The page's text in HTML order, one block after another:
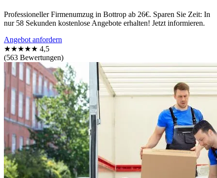
Professioneller Firmenumzug in Bottrop ab 26€. Sparen Sie Zeit: In
nur 58 Sekunden kostenlose Angebote erhalten! Jetzt informieren.
Angebot anfordern
★★★★★ 4,5
(563 Bewertungen)